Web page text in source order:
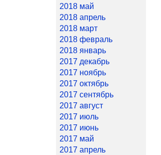
2018 май
2018 апрель
2018 март
2018 февраль
2018 январь
2017 декабрь
2017 ноябрь
2017 октябрь
2017 сентябрь
2017 август
2017 июль
2017 июнь
2017 май
2017 апрель